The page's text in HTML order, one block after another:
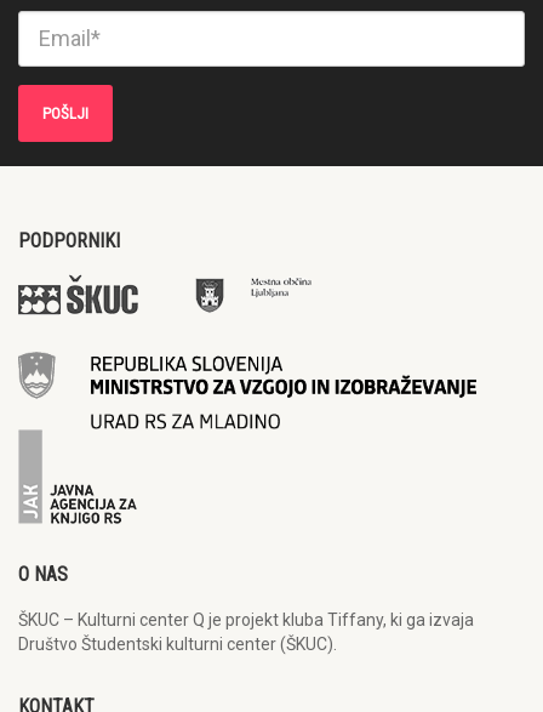
PODPORNIKI
O NAS
ŠKUC – Kulturni center Q je projekt kluba Tiffany, ki ga izvaja
Društvo Študentski kulturni center (ŠKUC).
KONTAKT